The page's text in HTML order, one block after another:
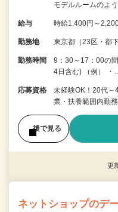
モデルルームのよ
給与 時給1,400円～
勤務地 東京都（23区・都
勤務時間
9：30～17：00の
4日含む) （例） ・
応募資格
未経験OK！20代～
業・扶養範囲内勤務
後で見る
更
ネットショップのデ